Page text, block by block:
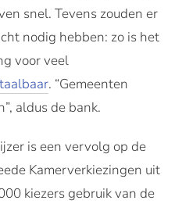
snel. Tevens zouden er
nodig hebben: zo is het
voor veel
. “Gemeenten
aldus de bank.
is een vervolg op de
Kamerverkiezingen uit
kiezers gebruik van de